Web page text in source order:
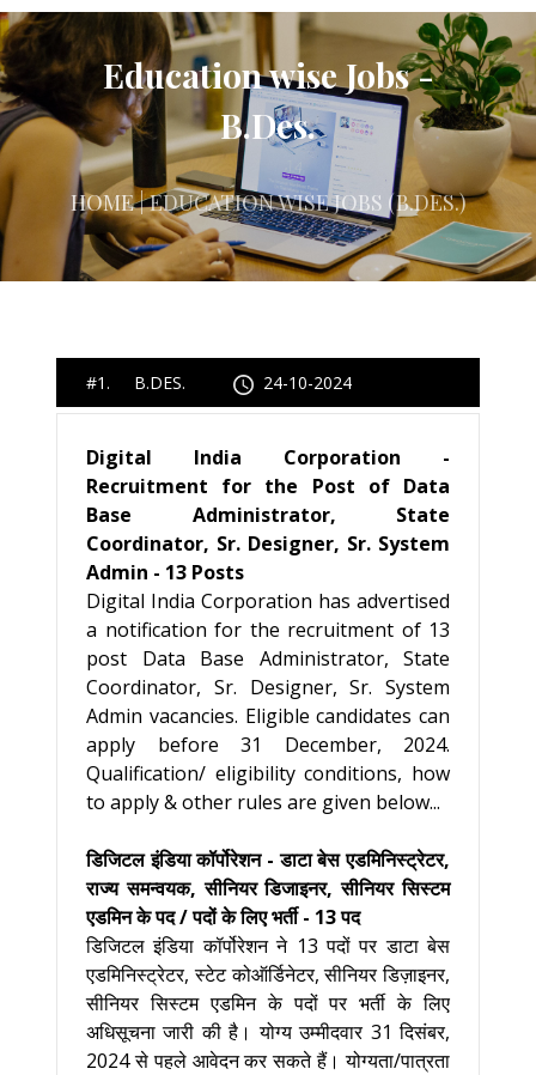
Education wise Jobs -
B.Des.
HOME| EDUCATION WISE JOBS (B.DES.)
#1. B.DES. 24-10-2024
Digital India Corporation -
Recruitment for the Post of Data
Base Administrator, State
Coordinator, Sr. Designer, Sr. System
Admin - 13 Posts
Digital India Corporation has advertised
a notification for the recruitment of 13
post Data Base Administrator, State
Coordinator, Sr. Designer, Sr. System
Admin vacancies. Eligible candidates can
apply before 31 December, 2024.
Qualification/ eligibility conditions, how
to apply & other rules are given below...
डिजिटल इंडिया कॉर्पोरेशन - डाटा बेस एडमिनिस्ट्रेटर,
राज्य समन्वयक, सीनियर डिजाइनर, सीनियर सिस्टम
एडमिन के पद / पदों के लिए भर्ती - 13 पद
डिजिटल इंडिया कॉर्पोरेशन ने 13 पदों पर डाटा बेस
एडमिनिस्ट्रेटर, स्टेट कोऑर्डिनेटर, सीनियर डिज़ाइनर,
सीनियर सिस्टम एडमिन के पदों पर भर्ती के लिए
अधिसूचना जारी की है। योग्य उम्मीदवार 31 दिसंबर,
2024 से पहले आवेदन कर सकते हैं। योग्यता/पात्रता